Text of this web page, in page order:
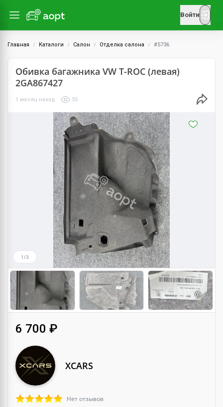
Войти
Главная Каталоги Салон Отделка салона #5736
Обивка багажника VW T-ROC (левая)
2GA867427
1 месяц назад 55
1/3
6 700 ₽
XCARS
Нет отзывов